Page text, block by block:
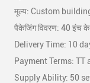
मूल्य: Custom
पैकेजिंग विवरण: 40 इंच
Delivery Time: 10
Payment Terms: TT
Supply Ability: 50